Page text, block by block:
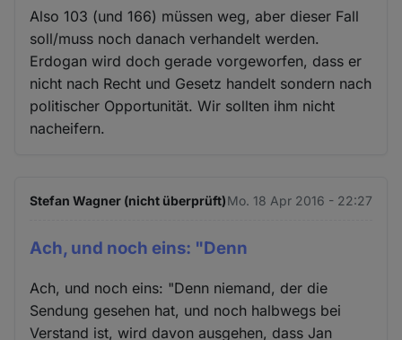
Also 103 (und 166) müssen weg, aber dieser Fall
soll/muss noch danach verhandelt werden.
Erdogan wird doch gerade vorgeworfen, dass er
nicht nach Recht und Gesetz handelt sondern nach
politischer Opportunität. Wir sollten ihm nicht
nacheifern.
Stefan Wagner (nicht überprüft)Mo. 18 Apr 2016 - 22:27
Ach, und noch eins: "Denn
Ach, und noch eins: "Denn niemand, der die
Sendung gesehen hat, und noch halbwegs bei
Verstand ist, wird davon ausgehen, dass Jan